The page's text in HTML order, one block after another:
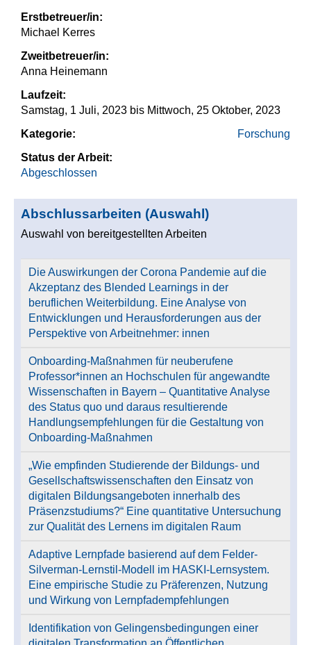
Erstbetreuer/in:
Michael Kerres
Zweitbetreuer/in:
Anna Heinemann
Laufzeit:
Samstag, 1 Juli, 2023 bis Mittwoch, 25 Oktober, 2023
Kategorie:
Forschung
Status der Arbeit:
Abgeschlossen
Abschlussarbeiten (Auswahl)
Auswahl von bereitgestellten Arbeiten
Die Auswirkungen der Corona Pandemie auf die
Akzeptanz des Blended Learnings in der
beruflichen Weiterbildung. Eine Analyse von
Entwicklungen und Herausforderungen aus der
Perspektive von Arbeitnehmer: innen
Onboarding-Maßnahmen für neuberufene
Professor*innen an Hochschulen für angewandte
Wissenschaften in Bayern – Quantitative Analyse
des Status quo und daraus resultierende
Handlungsempfehlungen für die Gestaltung von
Onboarding-Maßnahmen
„Wie empfinden Studierende der Bildungs- und
Gesellschaftswissenschaften den Einsatz von
digitalen Bildungsangeboten innerhalb des
Präsenzstudiums?“ Eine quantitative Untersuchung
zur Qualität des Lernens im digitalen Raum
Adaptive Lernpfade basierend auf dem Felder-
Silverman-Lernstil-Modell im HASKI-Lernsystem.
Eine empirische Studie zu Präferenzen, Nutzung
und Wirkung von Lernpfadempfehlungen
Identifikation von Gelingensbedingungen einer